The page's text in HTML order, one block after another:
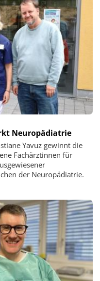
Neuropädiatrie
Yavuz gewinnt die
Fachärztinnen für
der Neuropädiatrie.